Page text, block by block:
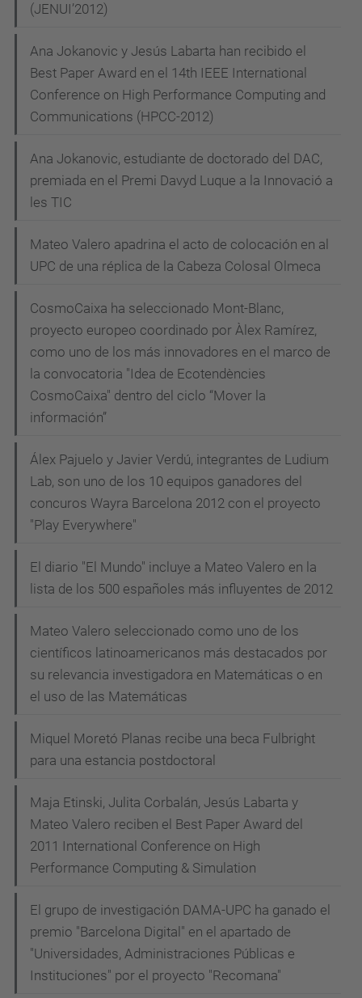
(JENUI’2012)
Ana Jokanovic y Jesús Labarta han recibido el
Best Paper Award en el 14th IEEE International
Conference on High Performance Computing and
Communications (HPCC-2012)
Ana Jokanovic, estudiante de doctorado del DAC,
premiada en el Premi Davyd Luque a la Innovació a
les TIC
Mateo Valero apadrina el acto de colocación en al
UPC de una réplica de la Cabeza Colosal Olmeca
CosmoCaixa ha seleccionado Mont-Blanc,
proyecto europeo coordinado por Àlex Ramírez,
como uno de los más innovadores en el marco de
la convocatoria "Idea de Ecotendències
CosmoCaixa" dentro del ciclo “Mover la
información”
Álex Pajuelo y Javier Verdú, integrantes de Ludium
Lab, son uno de los 10 equipos ganadores del
concuros Wayra Barcelona 2012 con el proyecto
"Play Everywhere"
El diario "El Mundo" incluye a Mateo Valero en la
lista de los 500 españoles más influyentes de 2012
Mateo Valero seleccionado como uno de los
científicos latinoamericanos más destacados por
su relevancia investigadora en Matemáticas o en
el uso de las Matemáticas
Miquel Moretó Planas recibe una beca Fulbright
para una estancia postdoctoral
Maja Etinski, Julita Corbalán, Jesús Labarta y
Mateo Valero reciben el Best Paper Award del
2011 International Conference on High
Performance Computing & Simulation
El grupo de investigación DAMA-UPC ha ganado el
premio "Barcelona Digital" en el apartado de
"Universidades, Administraciones Públicas e
Instituciones" por el proyecto "Recomana"